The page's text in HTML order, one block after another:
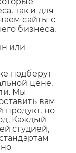
сайты с
бизнеса,
или
цене,
Мы
вам
продукт, но
Каждый
студией,